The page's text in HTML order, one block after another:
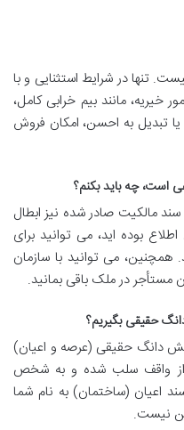
تنها در شرایط استثنایی و با
خیریه، مانند بیم خرابی کامل،
تبدیل به احسن، امکان فروش
است، چه باید بکنم؟
مالکیت صادر شده نیز ابطال
بوده اید، می توانید برای
می توانید با سازمان
مستأجر در ملک باقی بمانید.
حقیقی بگیریم؟
دانگ حقیقی (عرصه و اعیان)
از واقف سلب شده و به شخص
اعیان (ساختمان) به نام شما
نیست.